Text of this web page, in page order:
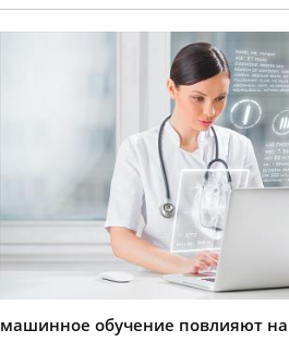
машинное обучение повлияют на